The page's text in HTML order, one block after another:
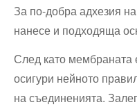
За по-добра адхезия
нанесе и‍ подходяща
След като мембраната
осигури нейното
на съединенията.